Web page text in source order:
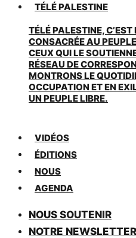
TÉLÉ PALESTINE
TÉLÉ PALESTINE,
CONSACRÉE AU
CEUX QUI LE
RÉSEAU DE
MONTRONS LE
OCCUPATION ET EN
UN PEUPLE LIBRE.
VIDÉOS
ÉDITIONS
NOUS
AGENDA
NOUS SOUTENIR
NOTRE NEWSLETTER